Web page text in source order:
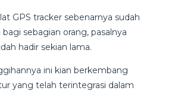
GPS tracker sebenarnya sudah
sebagian orang, pasalnya
hadir sekian lama.
ini kian berkembang
yang telah terintegrasi dalam